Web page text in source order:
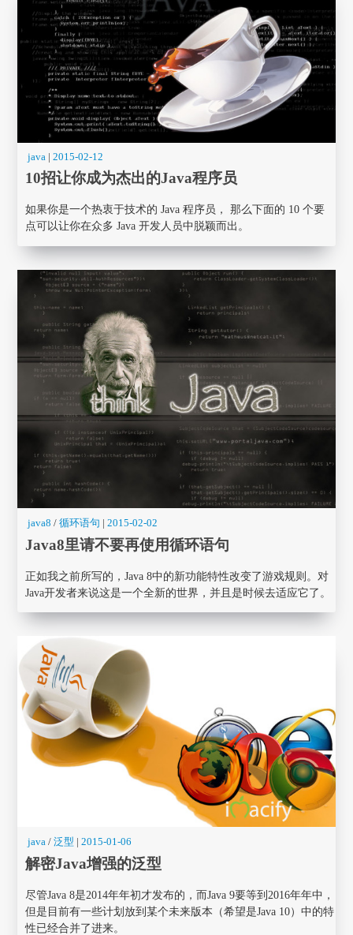
java |2015-02-12
10招让你成为杰出的Java程序员
如果你是一个热衷于技术的 Java 程序员， 那么下面的 10 个要
点可以让你在众多 Java 开发人员中脱颖而出。
java8 / 循环语句 |2015-02-02
Java8里请不要再使用循环语句
正如我之前所写的，Java 8中的新功能特性改变了游戏规则。对
Java开发者来说这是一个全新的世界，并且是时候去适应它了。
java / 泛型 |2015-01-06
解密Java增强的泛型
尽管Java 8是2014年年初才发布的，而Java 9要等到2016年年中，
但是目前有一些计划放到某个未来版本（希望是Java 10）中的特
性已经合并了进来。